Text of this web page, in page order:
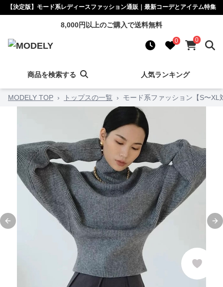
【決定版】モード系レディースファッション通販｜最新コーデとアイテム特集
8,000円以上のご購入で送料無料
0 0
商品を検索する 人気ランキング
MODELY TOP › トップスの一覧 › モード系ファッション【S〜
Previous slide